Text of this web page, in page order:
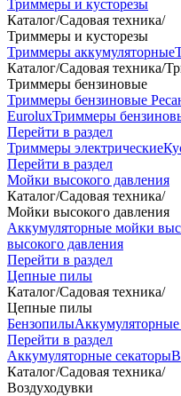
Триммеры и кусторезы
Каталог/Садовая техника/
Триммеры и кусторезы
Триммеры аккумуляторные
Каталог/Садовая техника/
Триммеры бензиновые
Триммеры бензиновые
EuroluxТриммеры
Перейти в раздел
Триммеры электрические
Перейти в раздел
Мойки высокого давления
Каталог/Садовая техника/
Мойки высокого давления
Аккумуляторные мойки
высокого давления
Перейти в раздел
Цепные пилы
Каталог/Садовая техника/
Цепные пилы
Бензопилы
Перейти в раздел
Аккумуляторные секаторы
Каталог/Садовая техника/
Воздуходувки